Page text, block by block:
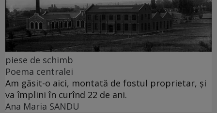
piese de schimb
Poema centralei
Am găsit-o aici, montată de fostul proprietar, și
va împlini în curînd 22 de ani.
Ana Maria SANDU